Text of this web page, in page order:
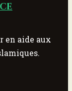
en aide aux